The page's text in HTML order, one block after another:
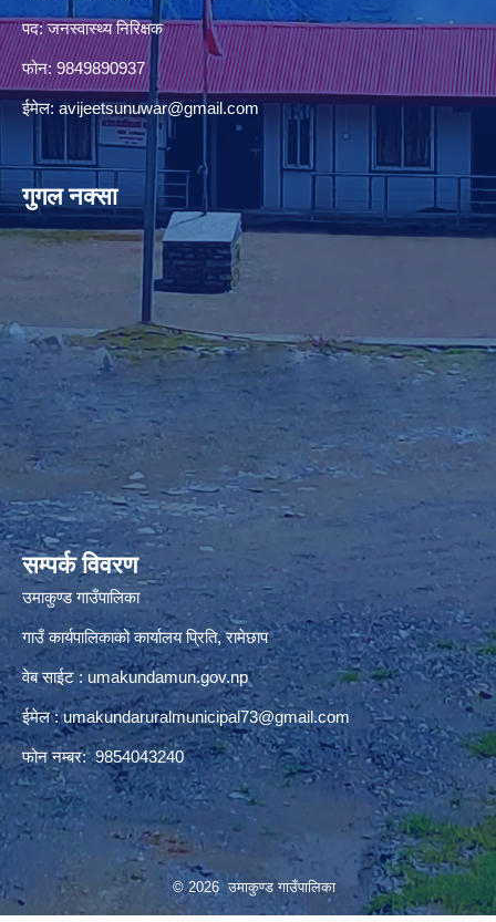
पद: जनस्वास्थ्य निरिक्षक
फोन: 9849890937
ईमेल: avijeetsunuwar@gmail.com
गुगल नक्सा
premium bootstrap themes
सम्पर्क विवरण
उमाकुण्ड गाउँपालिका
गाउँ कार्यपालिकाको कार्यालय प्रिति, रामेछाप
वेब साईट : umakundamun.gov.np
ईमेल :umakundaruralmunicipal73@gmail.com
फोन नम्बर: 9854043240
© 2026 उमाकुण्ड गाउँपालिका